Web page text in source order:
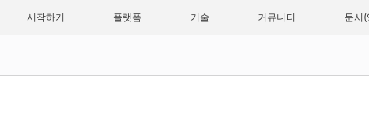
시작하기 플랫폼 기술 커뮤니티 문서